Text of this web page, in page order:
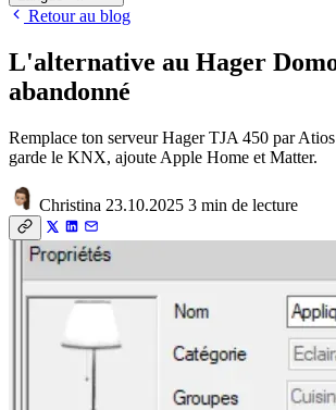
Retour au blog
L'alternative au Hager
abandonné
Remplace ton serveur Hager TJA 450 par
garde le KNX, ajoute Apple Home et Matter.
Christina 23.10.2025 3 min de lecture